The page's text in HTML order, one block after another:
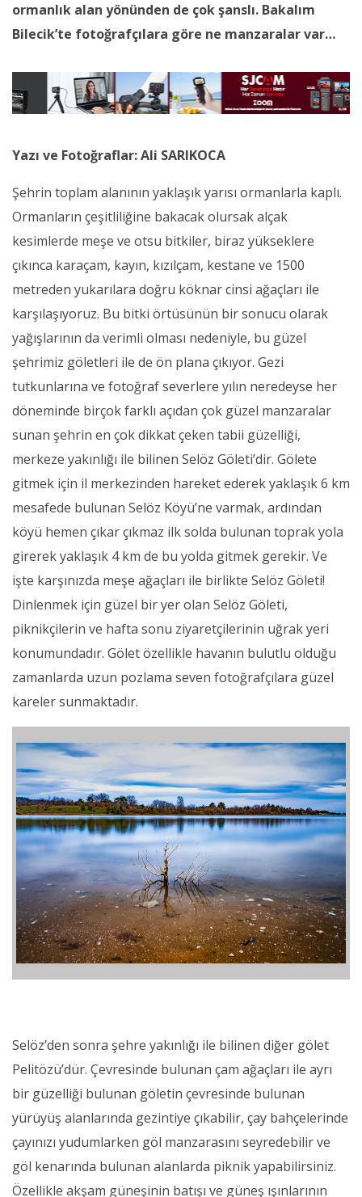
ormanlık alan yönünden de çok şanslı. Bakalım
Bilecik’te fotoğrafçılara göre ne manzaralar var…
Yazı ve Fotoğraflar: Ali SARIKOCA
Şehrin toplam alanının yaklaşık yarısı ormanlarla kaplı.
Ormanların çeşitliliğine bakacak olursak alçak
kesimlerde meşe ve otsu bitkiler, biraz yükseklere
çıkınca karaçam, kayın, kızılçam, kestane ve 1500
metreden yukarılara doğru köknar cinsi ağaçları ile
karşılaşıyoruz. Bu bitki örtüsünün bir sonucu olarak
yağışlarının da verimli olması nedeniyle, bu güzel
şehrimiz göletleri ile de ön plana çıkıyor. Gezi
tutkunlarına ve fotoğraf severlere yılın neredeyse her
döneminde birçok farklı açıdan çok güzel manzaralar
sunan şehrin en çok dikkat çeken tabii güzelliği,
merkeze yakınlığı ile bilinen Selöz Göleti’dir. Gölete
gitmek için il merkezinden hareket ederek yaklaşık 6 km
mesafede bulunan Selöz Köyü’ne varmak, ardından
köyü hemen çıkar çıkmaz ilk solda bulunan toprak yola
girerek yaklaşık 4 km de bu yolda gitmek gerekir. Ve
işte karşınızda meşe ağaçları ile birlikte Selöz Göleti!
Dinlenmek için güzel bir yer olan Selöz Göleti,
piknikçilerin ve hafta sonu ziyaretçilerinin uğrak yeri
konumundadır. Gölet özellikle havanın bulutlu olduğu
zamanlarda uzun pozlama seven fotoğrafçılara güzel
kareler sunmaktadır.
Selöz’den sonra şehre yakınlığı ile bilinen diğer gölet
Pelitözü’dür. Çevresinde bulunan çam ağaçları ile ayrı
bir güzelliği bulunan göletin çevresinde bulunan
yürüyüş alanlarında gezintiye çıkabilir, çay bahçelerinde
çayınızı yudumlarken göl manzarasını seyredebilir ve
göl kenarında bulunan alanlarda piknik yapabilirsiniz.
Özellikle akşam güneşinin batışı ve güneş ışınlarının